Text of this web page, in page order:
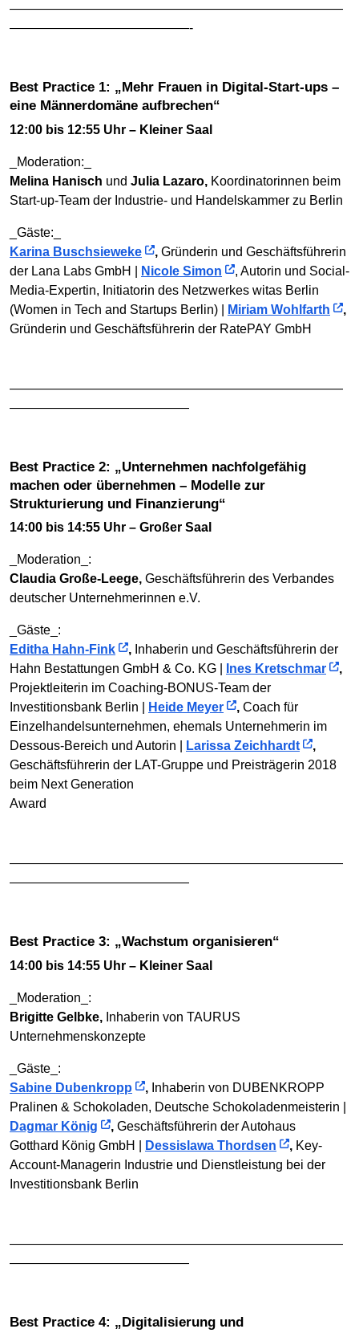
——————————————————————————
——————————————-
Best Practice 1: „Mehr Frauen in Digital-Start-ups –
eine Männerdomäne aufbrechen“
12:00 bis 12:55 Uhr – Kleiner Saal
_Moderation:_
Melina Hanisch und Julia Lazaro, Koordinatorinnen beim
Start-up-Team der Industrie- und Handelskammer zu Berlin
_Gäste:_
Karina Buschsieweke
, Gründerin und Geschäftsführerin
der Lana Labs GmbH |
Nicole Simon
, Autorin und Social-
Media-Expertin, Initiatorin des Netzwerkes witas Berlin
(Women in Tech and Startups Berlin) |
Miriam Wohlfarth
,
Gründerin und Geschäftsführerin der RatePAY GmbH
——————————————————————————
——————————————
Best Practice 2: „Unternehmen nachfolgefähig
machen oder übernehmen – Modelle zur
Strukturierung und Finanzierung“
14:00 bis 14:55 Uhr – Großer Saal
_Moderation_:
Claudia Große-Leege, Geschäftsführerin des Verbandes
deutscher Unternehmerinnen e.V.
_Gäste_:
Editha Hahn-Fink
, Inhaberin und Geschäftsführerin der
Hahn Bestattungen GmbH & Co. KG |
Ines Kretschmar
,
Projektleiterin im Coaching-BONUS-Team der
Investitionsbank Berlin |
Heide Meyer , Coach für
Einzelhandelsunternehmen, ehemals Unternehmerin im
Dessous-Bereich und Autorin |
Larissa Zeichhardt
,
Geschäftsführerin der LAT-Gruppe und Preisträgerin 2018
beim Next Generation
Award
——————————————————————————
——————————————
Best Practice 3: „Wachstum organisieren“
14:00 bis 14:55 Uhr – Kleiner Saal
_Moderation_:
Brigitte Gelbke, Inhaberin von TAURUS
Unternehmenskonzepte
_Gäste_:
Sabine Dubenkropp
, Inhaberin von DUBENKROPP
Pralinen & Schokoladen, Deutsche Schokoladenmeisterin |
Dagmar König
, Geschäftsführerin der Autohaus
Gotthard König GmbH |
Dessislawa Thordsen , Key-
Account-Managerin Industrie und Dienstleistung bei der
Investitionsbank Berlin
——————————————————————————
——————————————
Best Practice 4: „Digitalisierung und